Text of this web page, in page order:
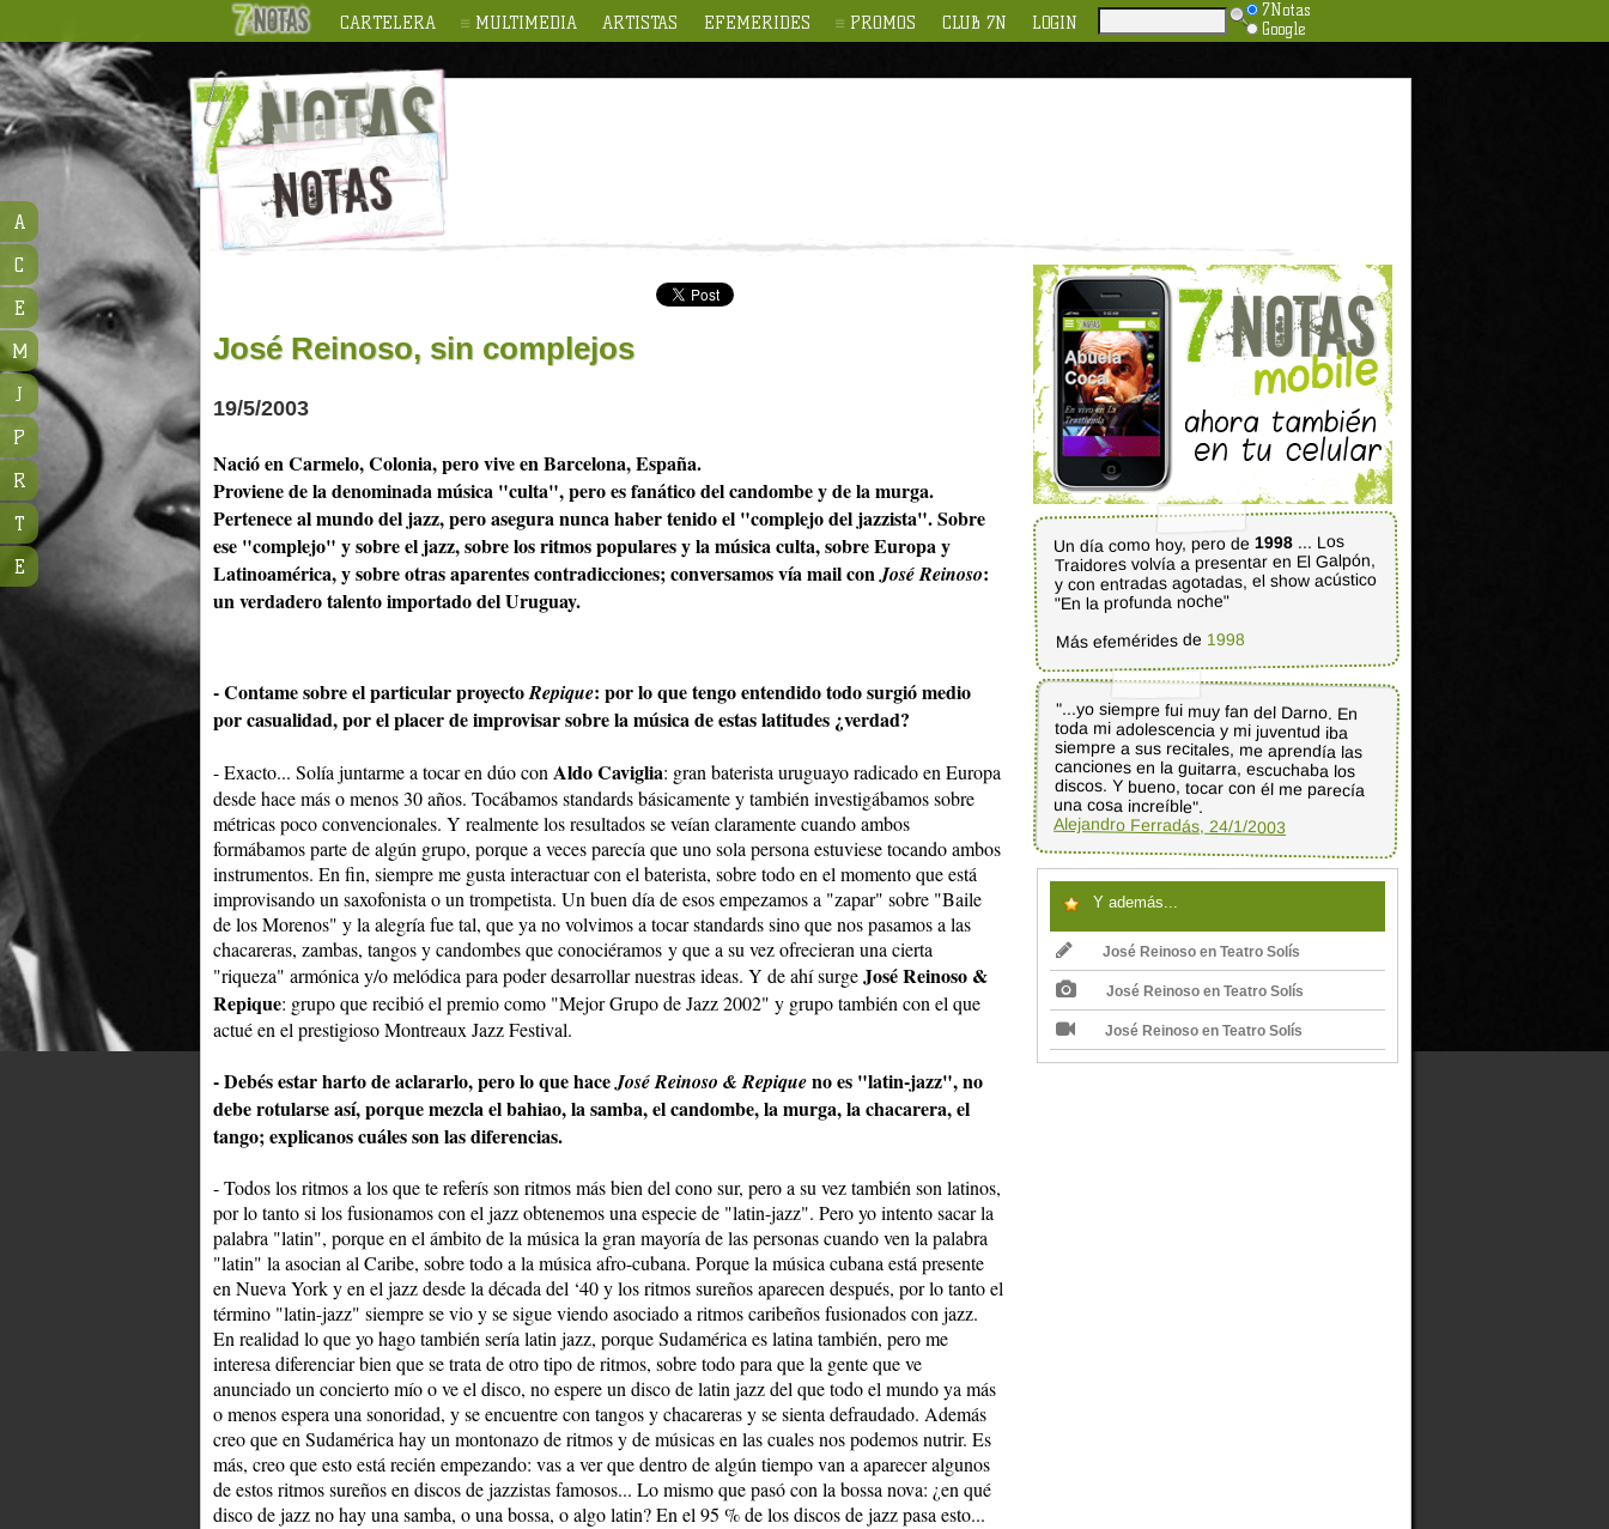
CARTELERA MULTIMEDIA ARTISTAS EFEMERIDES PROMOS CLUB 7N LOGIN
7Notas
Google
José Reinoso, sin complejos
19/5/2003
Nació en Carmelo, Colonia, pero vive en Barcelona, España.
Proviene de la denominada música "culta", pero es fanático del candombe y de la murga.
Pertenece al mundo del jazz, pero asegura nunca haber tenido el "complejo del jazzista". Sobre
ese "complejo" y sobre el jazz, sobre los ritmos populares y la música culta, sobre Europa y
Latinoamérica, y sobre otras aparentes contradicciones; conversamos vía mail conJosé Reinoso:
un verdadero talento importado del Uruguay.
- Contame sobre el particular proyectoRepique: por lo que tengo entendido todo surgió medio
por casualidad, por el placer de improvisar sobre la música de estas latitudes ¿verdad?
- Exacto... Solía juntarme a tocar en dúo conAldo Caviglia: gran baterista uruguayo radicado en Europa
desde hace más o menos 30 años. Tocábamos standards básicamente y también investigábamos sobre
métricas poco convencionales. Y realmente los resultados se veían claramente cuando ambos
formábamos parte de algún grupo, porque a veces parecía que uno sola persona estuviese tocando ambos
instrumentos. En fin, siempre me gusta interactuar con el baterista, sobre todo en el momento que está
improvisando un saxofonista o un trompetista. Un buen día de esos empezamos a "zapar" sobre "Baile
de los Morenos" y la alegría fue tal, que ya no volvimos a tocar standards sino que nos pasamos a las
chacareras, zambas, tangos y candombes que conociéramos y que a su vez ofrecieran una cierta
"riqueza" armónica y/o melódica para poder desarrollar nuestras ideas. Y de ahí surgeJosé Reinoso &
Repique: grupo que recibió el premio como "Mejor Grupo de Jazz 2002" y grupo también con el que
actué en el prestigioso Montreaux Jazz Festival.
- Debés estar harto de aclararlo, pero lo que haceJosé Reinoso & Repiqueno es "latin-jazz", no
debe rotularse así, porque mezcla el bahiao, la samba, el candombe, la murga, la chacarera, el
tango; explicanos cuáles son las diferencias.
- Todos los ritmos a los que te referís son ritmos más bien del cono sur, pero a su vez también son latinos,
por lo tanto si los fusionamos con el jazz obtenemos una especie de "latin-jazz". Pero yo intento sacar la
palabra "latin", porque en el ámbito de la música la gran mayoría de las personas cuando ven la palabra
"latin" la asocian al Caribe, sobre todo a la música afro-cubana. Porque la música cubana está presente
en Nueva York y en el jazz desde la década del ‘40 y los ritmos sureños aparecen después, por lo tanto el
término "latin-jazz" siempre se vio y se sigue viendo asociado a ritmos caribeños fusionados con jazz.
En realidad lo que yo hago también sería latin jazz, porque Sudamérica es latina también, pero me
interesa diferenciar bien que se trata de otro tipo de ritmos, sobre todo para que la gente que ve
anunciado un concierto mío o ve el disco, no espere un disco de latin jazz del que todo el mundo ya más
o menos espera una sonoridad, y se encuentre con tangos y chacareras y se sienta defraudado. Además
creo que en Sudamérica hay un montonazo de ritmos y de músicas en las cuales nos podemos nutrir. Es
más, creo que esto está recién empezando: vas a ver que dentro de algún tiempo van a aparecer algunos
de estos ritmos sureños en discos de jazzistas famosos... Lo mismo que pasó con la bossa nova: ¿en qué
disco de jazz no hay una samba, o una bossa, o algo latin? En el 95 % de los discos de jazz pasa esto...
Un día como hoy, pero de1998 ... Los
Traidores volvía a presentar en El Galpón,
y con entradas agotadas, el show acústico
"En la profunda noche"
Más efemérides de 1998
"...yo siempre fui muy fan del Darno. En
toda mi adolescencia y mi juventud iba
siempre a sus recitales, me aprendía las
canciones en la guitarra, escuchaba los
discos. Y bueno, tocar con él me parecía
una cosa increíble".
Alejandro Ferradás, 24/1/2003
Y además...
José Reinoso en Teatro Solís
José Reinoso en Teatro Solís
José Reinoso en Teatro Solís
A
C
E
M
J
P
R
T
E